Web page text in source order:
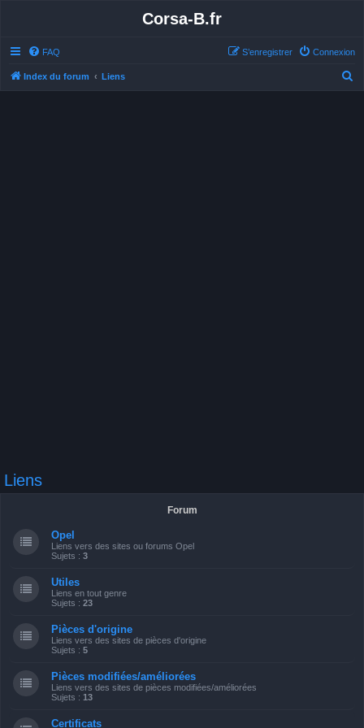
Corsa-B.fr
FAQ Connexion
S’enregistrer
Index du forum Liens
Liens
Forum
Opel
Liens vers des sites ou forums Opel
Sujets : 3
Utiles
Liens en tout genre
Sujets : 23
Pièces d'origine
Liens vers des sites de pièces d'origine
Sujets : 5
Pièces modifiées/améliorées
Liens vers des sites de pièces modifiées/améliorées
Sujets : 13
Certificats